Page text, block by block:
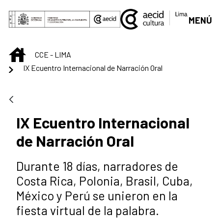
Saltar al contenido principal
MENÚ
INICIOCCE - LIMA
IX Ecuentro Internacional de Narración Oral
IX Ecuentro Internacional
de Narración Oral
Durante 18 días, narradores de
Costa Rica, Polonia, Brasil, Cuba,
México y Perú se unieron en la
fiesta virtual de la palabra.